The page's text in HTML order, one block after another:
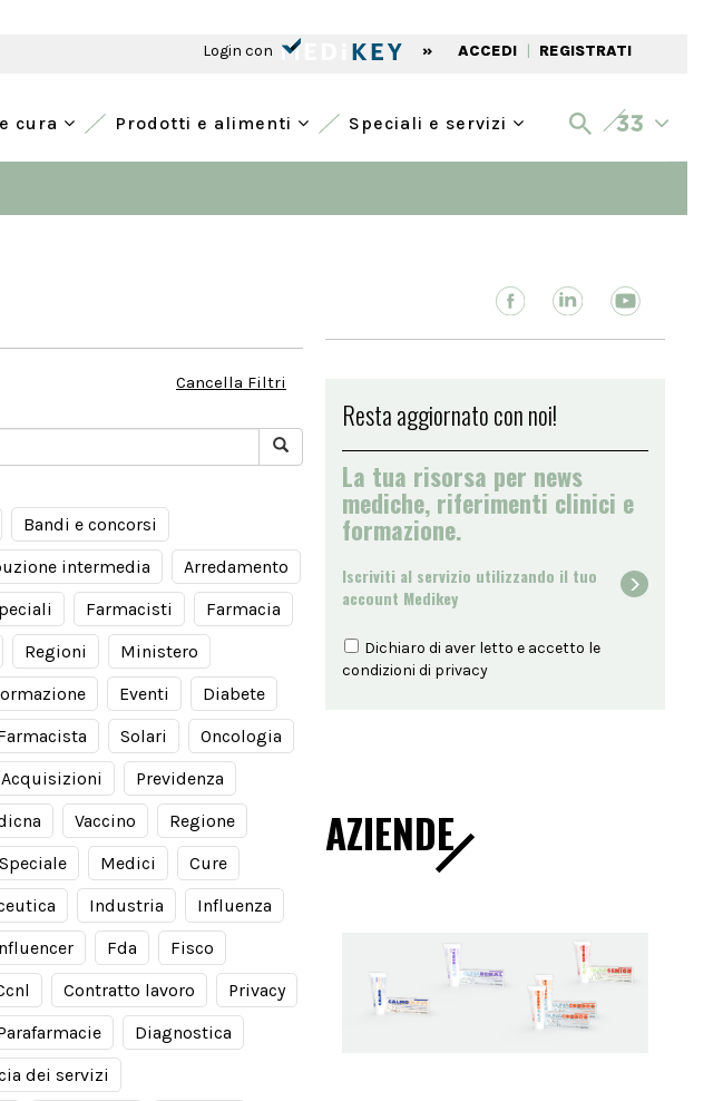
Login con » ACCEDI | REGISTRATI
cura Prodotti e alimenti Speciali e servizi
Cancella Filtri
Bandi e concorsi
intermedia
Arredamento
Farmacisti
Farmacia
Regioni
Ministero
Eventi
Diabete
Solari
Oncologia
Acquisizioni
Previdenza
Vaccino
Regione
Speciale Medici
Cure
Industria
Influenza
Fda
Fisco
Contratto lavoro
Privacy
Diagnostica
dei servizi
Resta aggiornato con noi!
La tua risorsa per news
mediche, riferimenti clinici e
formazione.
Iscriviti al servizio utilizzando il tuo
account Medikey
Dichiaro di aver letto e accetto le
condizioni di privacy
AZIENDE